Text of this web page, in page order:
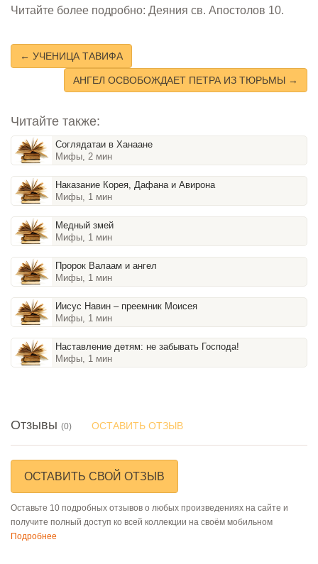
Читайте более подробно: Деяния св. Апостолов 10.
← УЧЕНИЦА ТАВИФА
АНГЕЛ ОСВОБОЖДАЕТ ПЕТРА ИЗ ТЮРЬМЫ →
Читайте также:
Соглядатаи в Ханаане
Мифы, 2 мин
Наказание Корея, Дафана и Авирона
Мифы, 1 мин
Медный змей
Мифы, 1 мин
Пророк Валаам и ангел
Мифы, 1 мин
Иисус Навин – преемник Моисея
Мифы, 1 мин
Наставление детям: не забывать Господа!
Мифы, 1 мин
Отзывы (0) ОСТАВИТЬ ОТЗЫВ
ОСТАВИТЬ СВОЙ ОТЗЫВ
Оставьте 10 подробных отзывов о любых произведениях на сайте и
получите полный доступ ко всей коллекции на своём мобильном
Подробнее